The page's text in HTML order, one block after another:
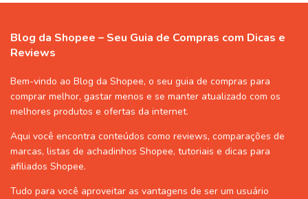
Blog da Shopee – Seu Guia de Compras com Dicas e
Reviews
Bem-vindo ao Blog da Shopee, o seu guia de compras para
comprar melhor, gastar menos e se manter atualizado com os
melhores produtos e ofertas da internet.
Aqui você encontra conteúdos como reviews, comparações de
marcas, listas de achadinhos Shopee, tutoriais e dicas para
afiliados Shopee.
Tudo para você aproveitar as vantagens de ser um usuário